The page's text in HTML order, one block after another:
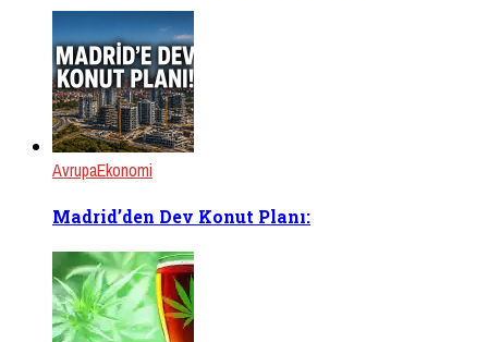
AvrupaEkonomi
Madrid’den Dev Konut Planı: